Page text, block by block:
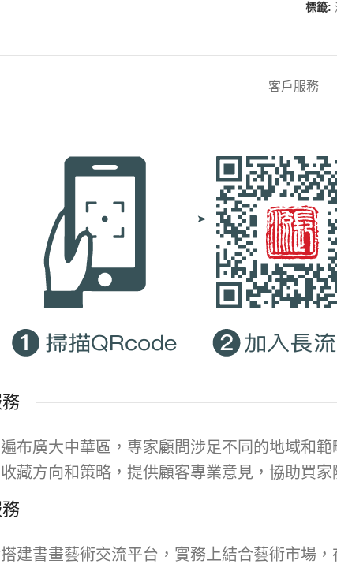
標籤:
客戶服務
布廣大中華區，專家顧問涉足不同的地域和
藏方向和策略，提供顧客專業意見，協助買家
建書畫藝術交流平台，實務上結合藝術市場